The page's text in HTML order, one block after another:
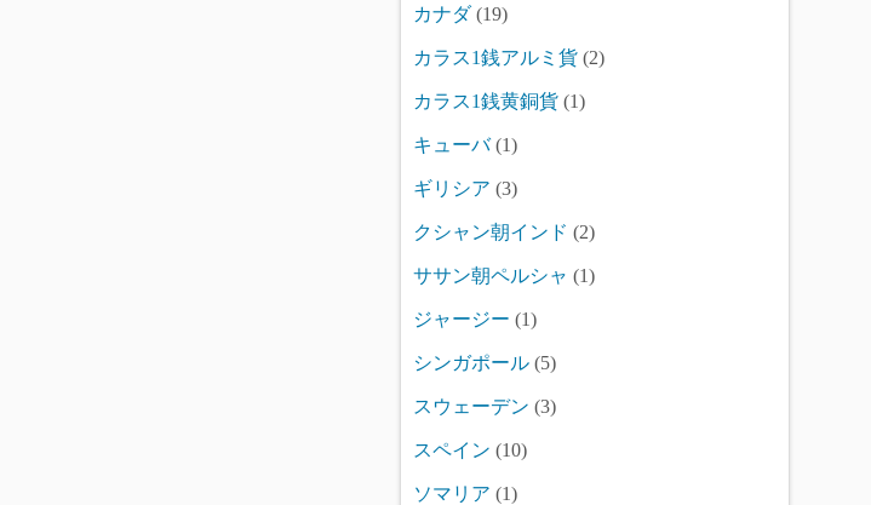
カナダ(19)
カラス1銭アルミ貨 (2)
カラス1銭黄銅貨 (1)
キューバ(1)
ギリシア (3)
クシャン朝インド (2)
ササン朝ペルシャ (1)
ジャージー (1)
シンガポール (5)
スウェーデン (3)
スペイン (10)
ソマリア (1)